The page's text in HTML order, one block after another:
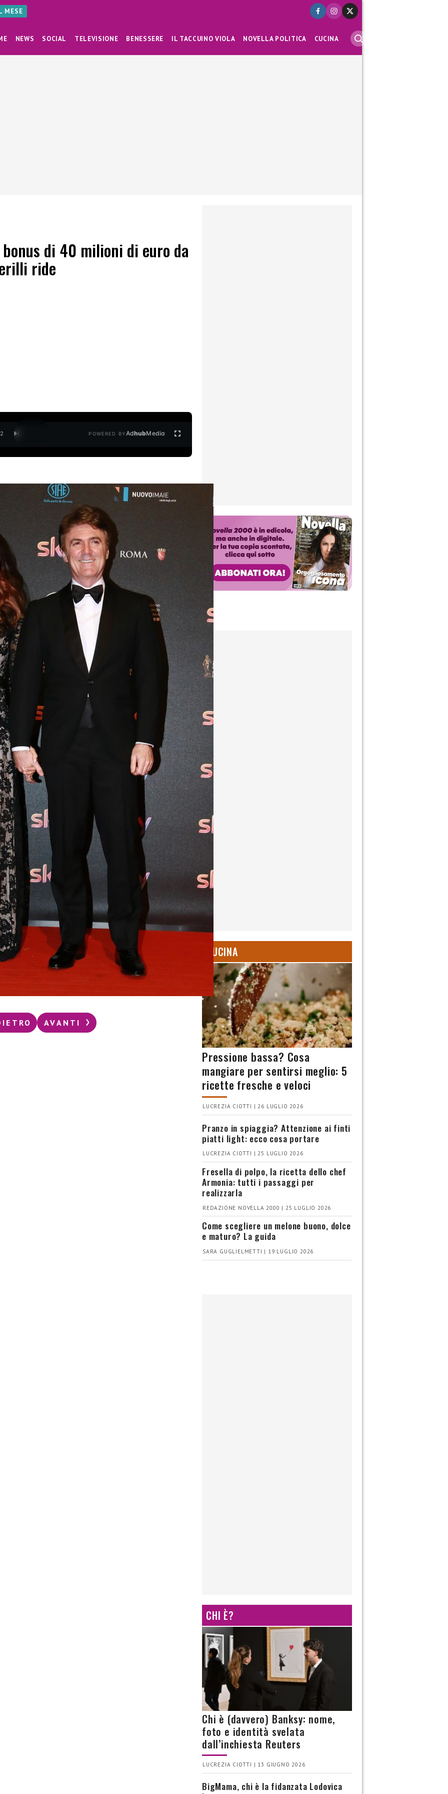
MESE
NEWS SOCIAL TELEVISIONE BENESSERE IL TACCUINO VIOLA NOVELLA POLITICA CUCINA
di 40 milioni di euro da
ride
2 POWERED BYAdhubMedia
AVANTI
CUCINA
Pressione bassa? Cosa
mangiare per sentirsi meglio: 5
ricette fresche e veloci
LUCREZIA CIOTTI | 26 LUGLIO 2026
Pranzo in spiaggia? Attenzione ai finti
piatti light: ecco cosa portare
LUCREZIA CIOTTI | 25 LUGLIO 2026
Fresella di polpo, la ricetta dello chef
Armonia: tutti i passaggi per
realizzarla
REDAZIONE NOVELLA 2000 | 25 LUGLIO 2026
Come scegliere un melone buono, dolce
e maturo? La guida
SARA GUGLIELMETTI | 19 LUGLIO 2026
CHI È?
Chi è (davvero) Banksy: nome,
foto e identità svelata
dall’inchiesta Reuters
LUCREZIA CIOTTI | 13 GIUGNO 2026
BigMama, chi è la fidanzata Lodovica